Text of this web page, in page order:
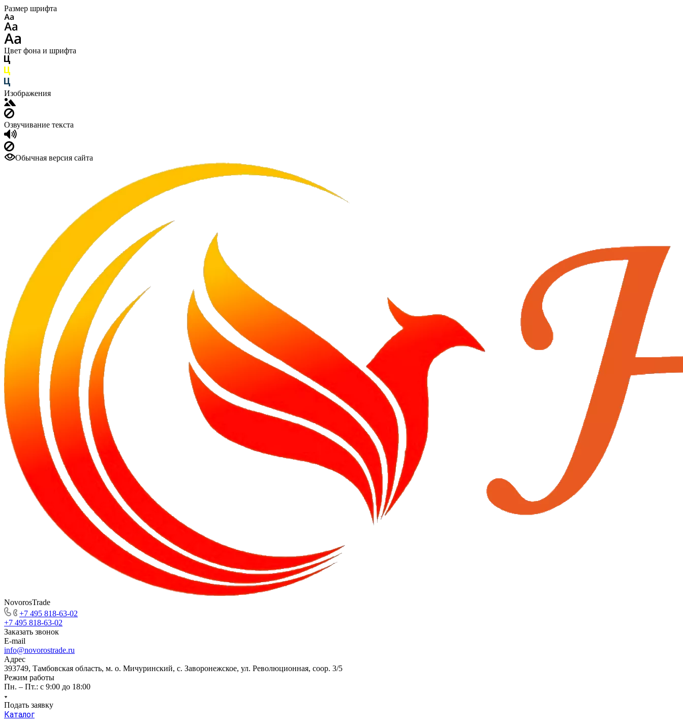
Размер шрифта
Цвет фона и шрифта
Изображения
Озвучивание текста
Обычная версия сайта
NovorosTrade
+7 495 818-63-02
+7 495 818-63-02
Заказать звонок
E-mail
info@novorostrade.ru
Адрес
393749, Тамбовская область, м. о. Мичуринский, с. Заворонежское, ул. Революционная, соор. 3/5
Режим работы
Пн. – Пт.: с 9:00 до 18:00
Подать заявку
Каталог